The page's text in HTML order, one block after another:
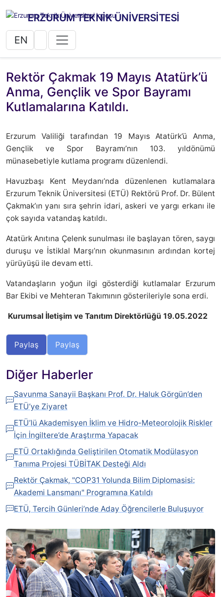
ERZURUM TEKNİK ÜNİVERSİTESİ
EN
Rektör Çakmak 19 Mayıs Atatürk’ü
Anma, Gençlik ve Spor Bayramı
Kutlamalarına Katıldı.
Erzurum Valiliği tarafından 19 Mayıs Atatürk’ü Anma,
Gençlik ve Spor Bayramı’nın 103. yıldönümü
münasebetiyle kutlama programı düzenlendi.
Havuzbaşı Kent Meydanı’nda düzenlenen kutlamalara
Erzurum Teknik Üniversitesi (ETÜ) Rektörü Prof. Dr. Bülent
Çakmak’ın yanı sıra şehrin idari, askeri ve yargı erkanı ile
çok sayıda vatandaş katıldı.
Atatürk Anıtına Çelenk sunulması ile başlayan tören, saygı
duruşu ve İstiklal Marşı’nın okunmasının ardından kortej
yürüyüşü ile devam etti.
Vatandaşların yoğun ilgi gösterdiği kutlamalar Erzurum
Bar Ekibi ve Mehteran Takımının gösterileriyle sona erdi.
Kurumsal İletişim ve Tanıtım Direktörlüğü 19.05.2022
Paylaş Paylaş
Diğer Haberler
Savunma Sanayii Başkanı Prof. Dr. Haluk Görgün’den
ETÜ’ye Ziyaret
ETÜ’lü Akademisyen İklim ve Hidro-Meteorolojik Riskler
İçin İngiltere’de Araştırma Yapacak
ETÜ Ortaklığında Geliştirilen Otomatik Modülasyon
Tanıma Projesi TÜBİTAK Desteği Aldı
Rektör Çakmak, "COP31 Yolunda Bilim Diplomasisi:
Akademi Lansmanı" Programına Katıldı
ETÜ, Tercih Günleri’nde Aday Öğrencilerle Buluşuyor